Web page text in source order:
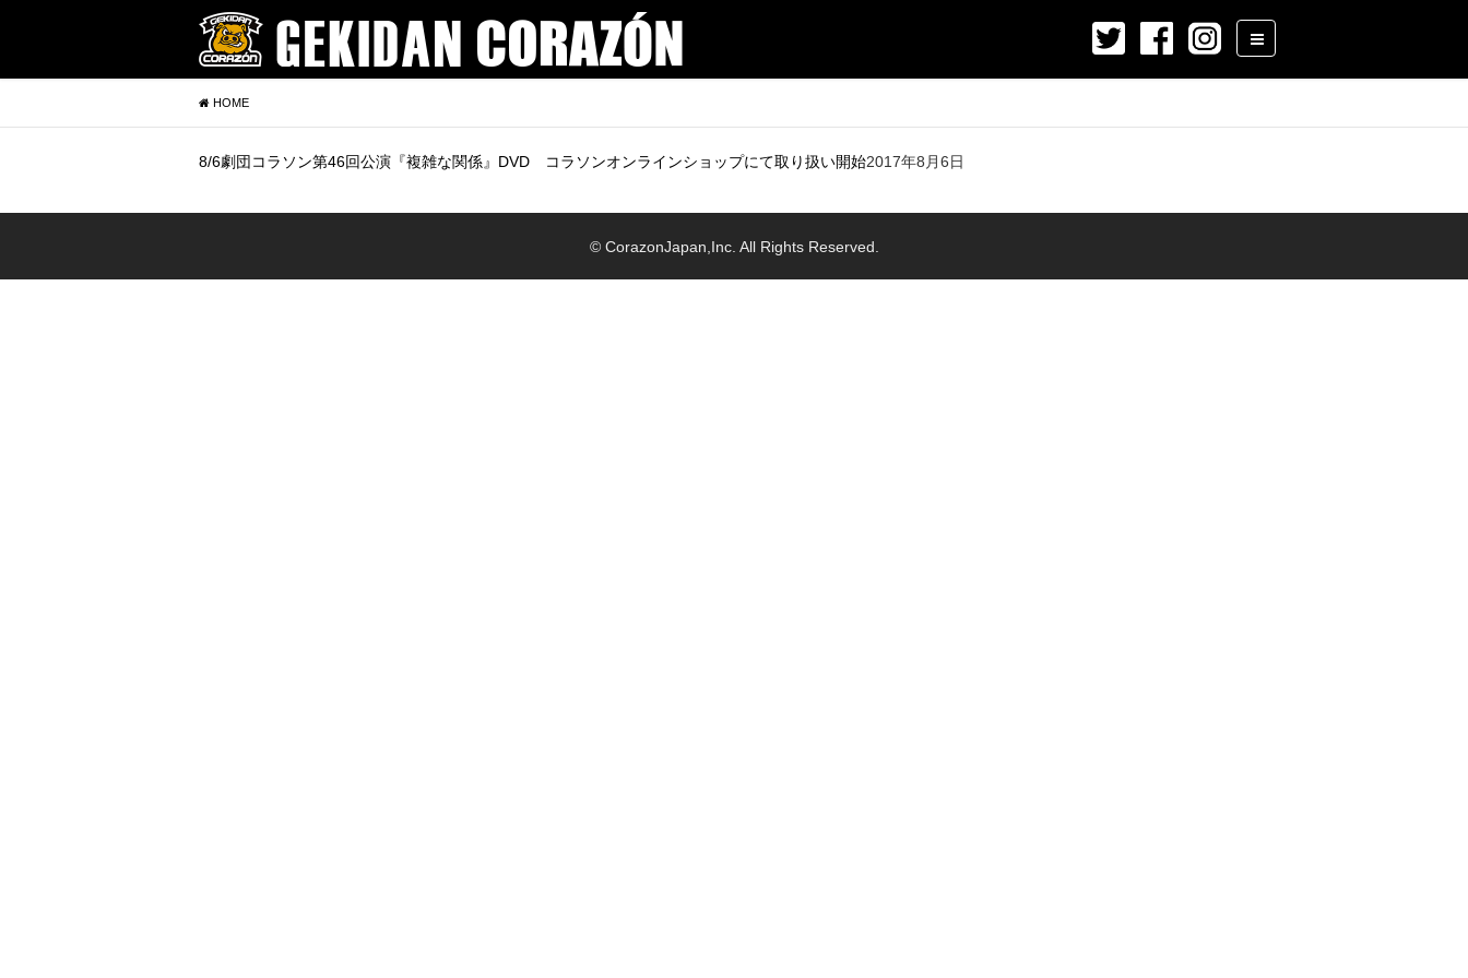
HOME
8/6劇団コラソン第46回公演『複雑な関係』DVD コラソンオンラインショップにて取り扱い開始2017年8月6日
© CorazonJapan,Inc. All Rights Reserved.